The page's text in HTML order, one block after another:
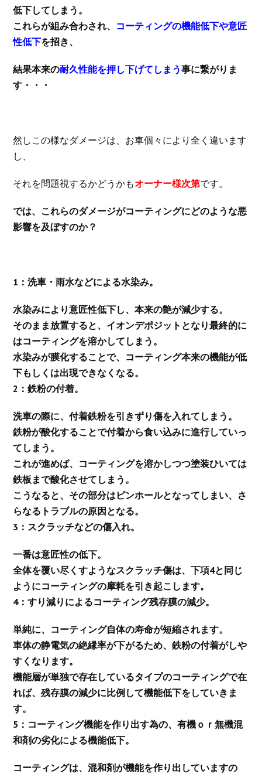
低下してしまう。
これらが組み合わされ、 コーティングの機能低下や意匠
性低下を招き、
結果本来の耐久性能を押し下げてしまう事に繋がりま
す・・・
然しこの様なダメージは、お車個々により全く違います
し、
それを問題視するかどうかもオーナー様次第です。
では、これらのダメージがコーティングにどのような悪
影響を及ぼすのか？
1：洗車・雨水などによる水染み。
水染みにより意匠性低下し、本来の艶が減少する。
そのまま放置すると、イオンデポジットとなり最終的に
はコーティングを溶かしてしまう。
水染みが膜化することで、コーティング本来の機能が低
下もしくは出現できなくなる。
2：鉄粉の付着。
洗車の際に、付着鉄粉を引きずり傷を入れてしまう。
鉄粉が酸化することで付着から食い込みに進行していっ
てしまう。
これが進めば、コーティングを溶かしつつ塗装ひいては
鉄板まで酸化させてしまう。
こうなると、その部分はピンホールとなってしまい、さ
らなるトラブルの原因となる。
3：スクラッチなどの傷入れ。
一番は意匠性の低下。
全体を覆い尽くすようなスクラッチ傷は、下項4と同じ
ようにコーティングの摩耗を引き起こします。
4：すり減りによるコーティング残存膜の減少。
単純に、コーティング自体の寿命が短縮されます。
車体の静電気の絶縁率が下がるため、鉄粉の付着がしや
すくなります。
機能層が単独で存在しているタイプのコーティングで在
れば、残存膜の減少に比例して機能低下をしていきま
す。
5：コーティング機能を作り出す為の、有機ｏｒ無機混
和剤の劣化による機能低下。
コーティングは、混和剤が機能を作り出していますの